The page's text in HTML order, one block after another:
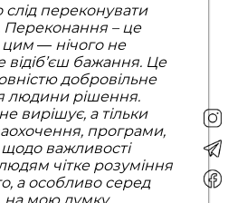
переконувати
Переконання – це
цим — нічого не
бажання. Це
добровільне
людини рішення.
вирішує, а тільки
програми,
щодо важливості
чітке розуміння
а особливо серед
на мою думку,